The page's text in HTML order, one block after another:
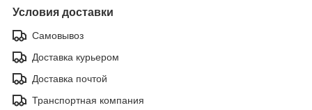
Условия доставки
Самовывоз
Доставка курьером
Доставка почтой
Транспортная компания